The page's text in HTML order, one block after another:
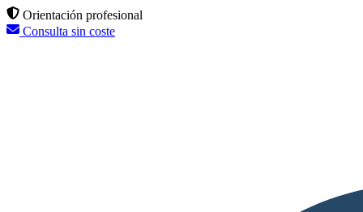
Orientación profesional
Consulta sin coste